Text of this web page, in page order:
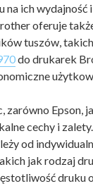
na ich wydajność
oferuje
tuszów,
do drukarek
zarówno Epson,
cechy i
od
jak rodzaj
druku